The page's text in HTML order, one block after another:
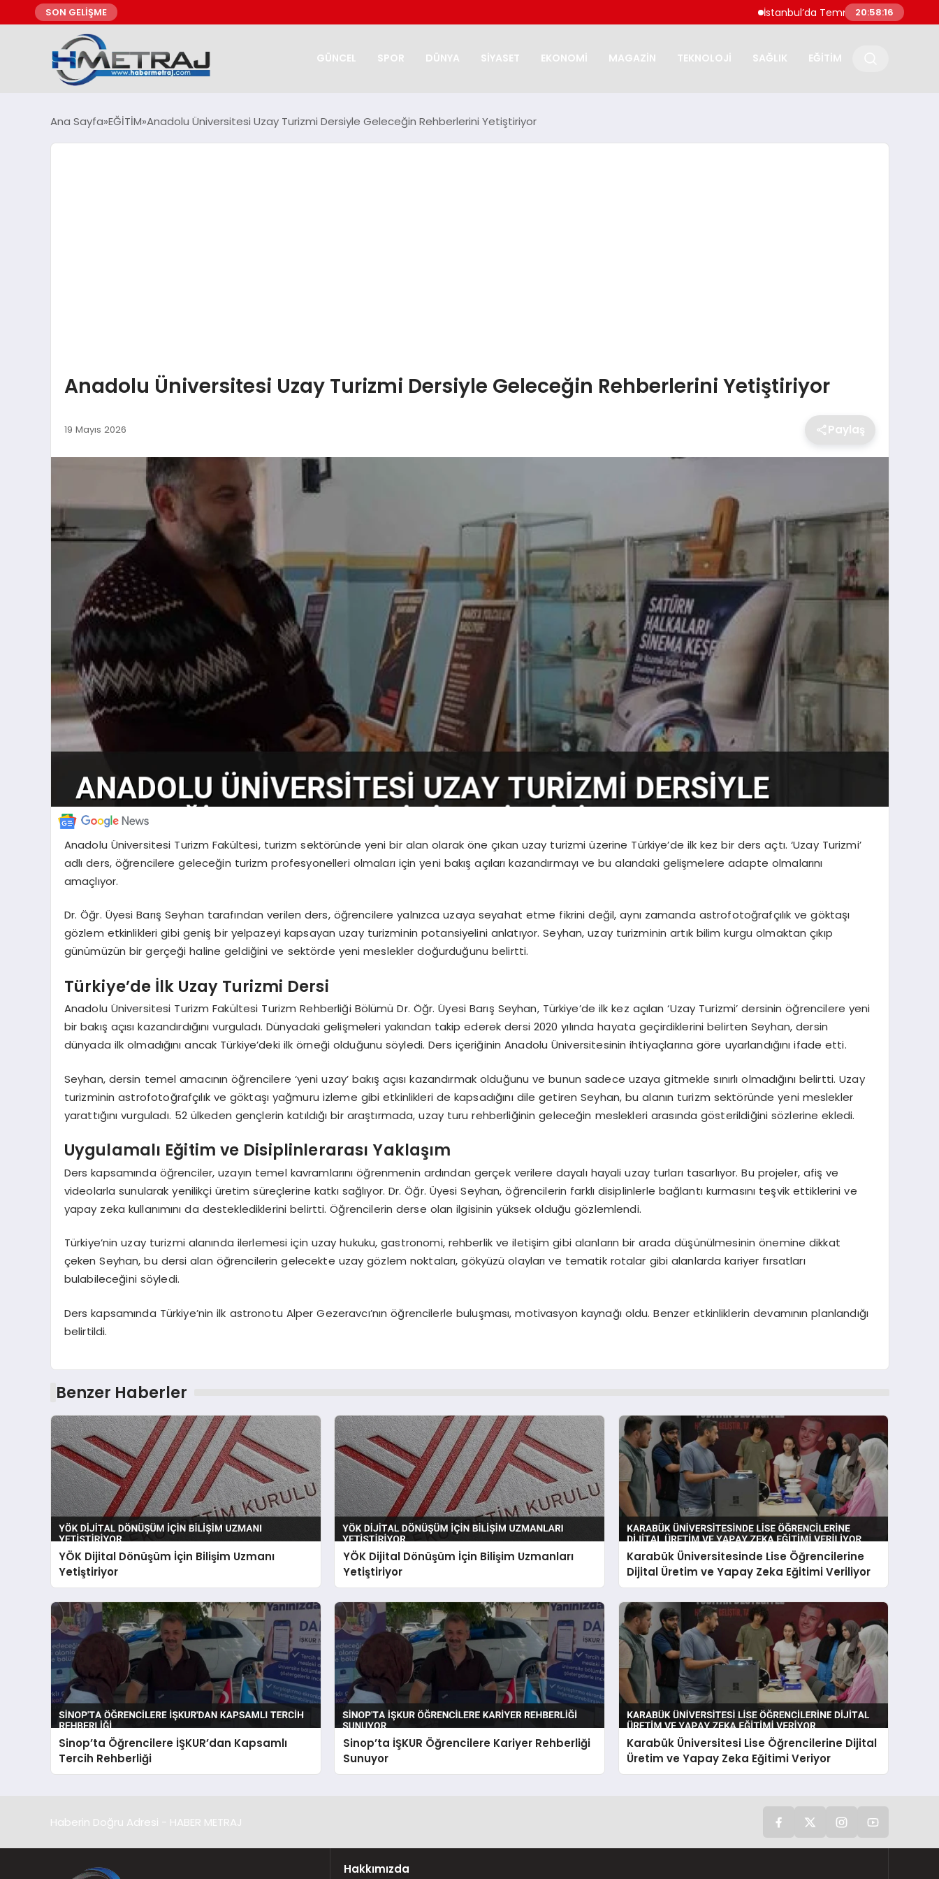
SON GELİŞME İstanbul’da Temmuz Ayı En Çok Artan ve
20:58:17
GÜNCEL SPOR DÜNYA SİYASET EKONOMİ MAGAZİN TEKNOLOJİ SAĞLIK EĞİTİM
Ana Sayfa EĞİTİM Anadolu Üniversitesi Uzay Turizmi Dersiyle Geleceğin Rehberlerini Yetiştiriyor
Anadolu Üniversitesi Uzay Turizmi Dersiyle Geleceğin Rehberlerini Yetiştiriyor
19 Mayıs 2026 Paylaş
Anadolu Üniversitesi Turizm Fakültesi, turizm sektöründe yeni bir alan olarak öne çıkan uzay turizmi üzerine Türkiye’de ilk kez bir ders açtı. ‘Uzay Turizmi’
adlı ders, öğrencilere geleceğin turizm profesyonelleri olmaları için yeni bakış açıları kazandırmayı ve bu alandaki gelişmelere adapte olmalarını
amaçlıyor.
Dr. Öğr. Üyesi Barış Seyhan tarafından verilen ders, öğrencilere yalnızca uzaya seyahat etme fikrini değil, aynı zamanda astrofotoğrafçılık ve göktaşı
gözlem etkinlikleri gibi geniş bir yelpazeyi kapsayan uzay turizminin potansiyelini anlatıyor. Seyhan, uzay turizminin artık bilim kurgu olmaktan çıkıp
günümüzün bir gerçeği haline geldiğini ve sektörde yeni meslekler doğurduğunu belirtti.
Türkiye’de İlk Uzay Turizmi Dersi
Anadolu Üniversitesi Turizm Fakültesi Turizm Rehberliği Bölümü Dr. Öğr. Üyesi Barış Seyhan, Türkiye’de ilk kez açılan ‘Uzay Turizmi’ dersinin öğrencilere yeni
bir bakış açısı kazandırdığını vurguladı. Dünyadaki gelişmeleri yakından takip ederek dersi 2020 yılında hayata geçirdiklerini belirten Seyhan, dersin
dünyada ilk olmadığını ancak Türkiye’deki ilk örneği olduğunu söyledi. Ders içeriğinin Anadolu Üniversitesinin ihtiyaçlarına göre uyarlandığını ifade etti.
Seyhan, dersin temel amacının öğrencilere ‘yeni uzay’ bakış açısı kazandırmak olduğunu ve bunun sadece uzaya gitmekle sınırlı olmadığını belirtti. Uzay
turizminin astrofotoğrafçılık ve göktaşı yağmuru izleme gibi etkinlikleri de kapsadığını dile getiren Seyhan, bu alanın turizm sektöründe yeni meslekler
yarattığını vurguladı. 52 ülkeden gençlerin katıldığı bir araştırmada, uzay turu rehberliğinin geleceğin meslekleri arasında gösterildiğini sözlerine ekledi.
Uygulamalı Eğitim ve Disiplinlerarası Yaklaşım
Ders kapsamında öğrenciler, uzayın temel kavramlarını öğrenmenin ardından gerçek verilere dayalı hayali uzay turları tasarlıyor. Bu projeler, afiş ve
videolarla sunularak yenilikçi üretim süreçlerine katkı sağlıyor. Dr. Öğr. Üyesi Seyhan, öğrencilerin farklı disiplinlerle bağlantı kurmasını teşvik ettiklerini ve
yapay zeka kullanımını da desteklediklerini belirtti. Öğrencilerin derse olan ilgisinin yüksek olduğu gözlemlendi.
Türkiye’nin uzay turizmi alanında ilerlemesi için uzay hukuku, gastronomi, rehberlik ve iletişim gibi alanların bir arada düşünülmesinin önemine dikkat
çeken Seyhan, bu dersi alan öğrencilerin gelecekte uzay gözlem noktaları, gökyüzü olayları ve tematik rotalar gibi alanlarda kariyer fırsatları
bulabileceğini söyledi.
Ders kapsamında Türkiye’nin ilk astronotu Alper Gezeravcı’nın öğrencilerle buluşması, motivasyon kaynağı oldu. Benzer etkinliklerin devamının planlandığı
belirtildi.
Benzer Haberler
YÖK Dijital Dönüşüm İçin Bilişim Uzmanı
Yetiştiriyor
YÖK Dijital Dönüşüm İçin Bilişim Uzmanları
Yetiştiriyor
Karabük Üniversitesinde Lise Öğrencilerine
Dijital Üretim ve Yapay Zeka Eğitimi Veriliyor
Sinop’ta Öğrencilere İŞKUR’dan Kapsamlı
Tercih Rehberliği
Sinop’ta İŞKUR Öğrencilere Kariyer Rehberliği
Sunuyor
Karabük Üniversitesi Lise Öğrencilerine Dijital
Üretim ve Yapay Zeka Eğitimi Veriyor
Haberin Doğru Adresi - HABER METRAJ
Hakkımızda